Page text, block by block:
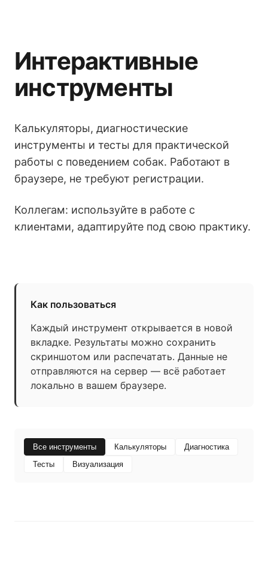
Интерактивные
инструменты
Калькуляторы, диагностические
инструменты и тесты для практической
работы с поведением собак. Работают в
браузере, не требуют регистрации.
Коллегам: используйте в работе с
клиентами, адаптируйте под свою практику.
Как пользоваться
Каждый инструмент открывается в новой
вкладке. Результаты можно сохранить
скриншотом или распечатать. Данные не
отправляются на сервер — всё работает
локально в вашем браузере.
Все инструменты Калькуляторы
Диагностика
Тесты
Визуализация